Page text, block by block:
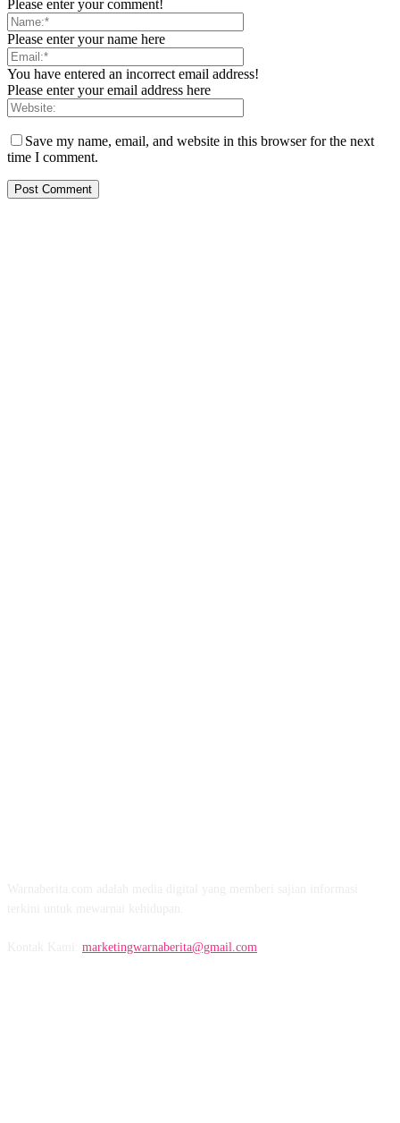
Please enter your comment!
Please enter your name here
You have entered an incorrect email address!
Please enter your email address here
Save my name, email, and website in this browser for the next
time I comment.
marketingwarnaberita@gmail.com